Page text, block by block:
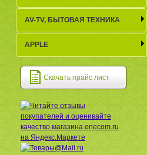
AV-TV, БЫТОВАЯ ТЕХНИКА
APPLE
Скачать прайс лист